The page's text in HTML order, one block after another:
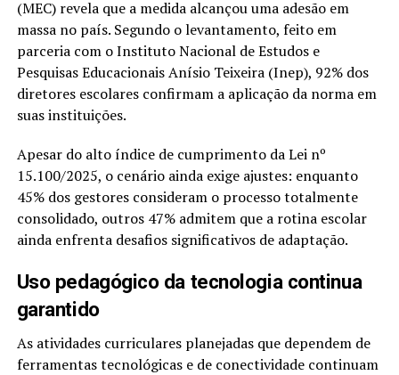
(MEC) revela que a medida alcançou uma adesão em
massa no país. Segundo o levantamento, feito em
parceria com o Instituto Nacional de Estudos e
Pesquisas Educacionais Anísio Teixeira (Inep), 92% dos
diretores escolares confirmam a aplicação da norma em
suas instituições.
Apesar do alto índice de cumprimento da Lei nº
15.100/2025, o cenário ainda exige ajustes: enquanto
45% dos gestores consideram o processo totalmente
consolidado, outros 47% admitem que a rotina escolar
ainda enfrenta desafios significativos de adaptação.
Uso pedagógico da tecnologia continua
garantido
As atividades curriculares planejadas que dependem de
ferramentas tecnológicas e de conectividade continuam